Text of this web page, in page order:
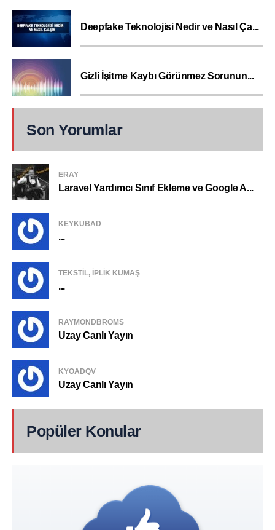
Deepfake Teknolojisi Nedir ve Nasıl Ça...
Gizli İşitme Kaybı Görünmez Sorunun...
Son Yorumlar
ERAY
Laravel Yardımcı Sınıf Ekleme ve Google A...
KEYKUBAD
...
TEKSTIL, IPLIK KUMAŞ
...
RAYMONDBROMS
Uzay Canlı Yayın
KYOADQV
Uzay Canlı Yayın
Popüler Konular